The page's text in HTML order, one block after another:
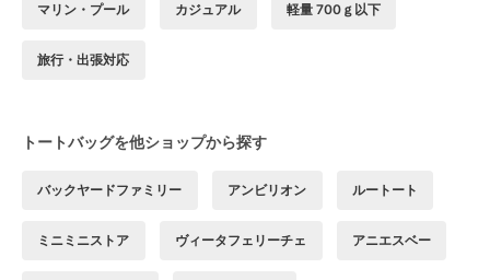
マリン・プール カジュアル 軽量 700ｇ以下
旅行・出張対応
トートバッグを他ショップから探す
バックヤードファミリー アンビリオン ルートート
ミニミニストア ヴィータフェリーチェ アニエスベー